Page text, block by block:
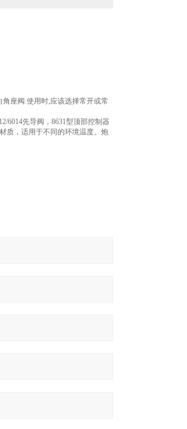
角座阀 .使用时,应该选择常开或常
6014先导阀，8631型顶部控制器
质，适用于不同的环境温度。炮